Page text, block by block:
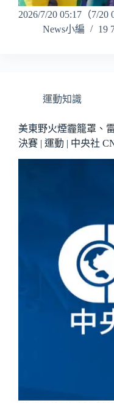
2026/7/20 05:17（7/
News小編
19
運動知識
美東野火煙霾籠罩、
決賽 | 運動 | 中央社